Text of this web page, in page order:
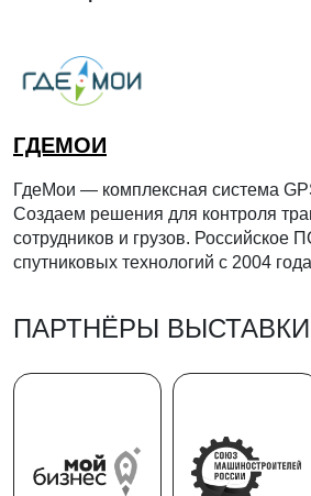
ГДЕМОИ
ГдеМои — комплексная система
Создаем решения для контроля
сотрудников и грузов. Российское
спутниковых технологий с 2004 года
ПАРТНЁРЫ ВЫСТАВКИ